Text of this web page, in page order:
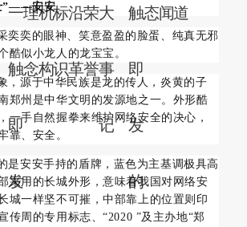
一
触
即
发
理
念
机
构
标
识
沿
革
荣
誉
大
事
记
触
即
发
的
态闻道
”——安安
奕奕的眼神、笑意盈盈的脸蛋、纯真无邪
酷似小龙人的龙宝宝。
，源于中华民族是龙的传人，炎黄的子
郑州是中华文明的发源地之一。外形酷
一手自然握拳来维护网络安全的决心，
靠、安全。
是安安手持的盾牌，蓝色为主基调极具高
采用的长城外形，意味着我国对网络安
城一样坚不可摧，中部靠上的位置则印
传周的专用标志、“2020 ”及主办地“郑